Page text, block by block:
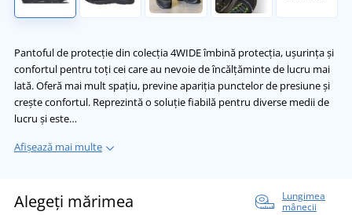
Pantoful de protecție din colecția 4WIDE îmbină protecția, ușurința și
confortul pentru toți cei care au nevoie de încălțăminte de lucru mai
lată. Oferă mai mult spațiu, previne apariția punctelor de presiune și
crește confortul. Reprezintă o soluție fiabilă pentru diverse medii de
lucru și este…
Afișează mai multe
Alegeți mărimea
Lungimea
mânecii